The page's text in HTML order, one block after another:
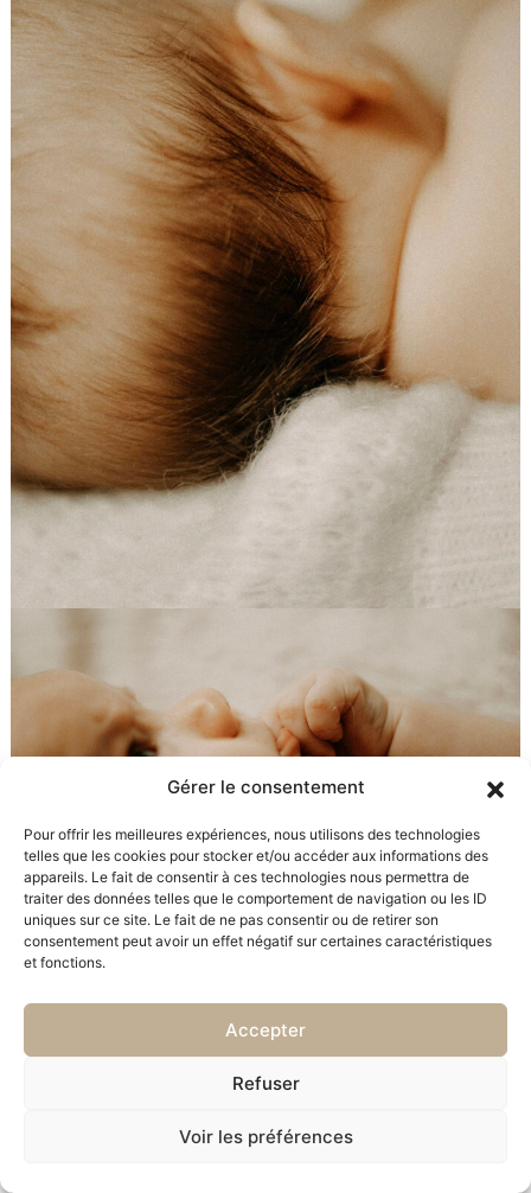
Gérer le consentement
Pour offrir les meilleures expériences, nous utilisons des technologies
telles que les cookies pour stocker et/ou accéder aux informations des
appareils. Le fait de consentir à ces technologies nous permettra de
traiter des données telles que le comportement de navigation ou les ID
uniques sur ce site. Le fait de ne pas consentir ou de retirer son
consentement peut avoir un effet négatif sur certaines caractéristiques
et fonctions.
Accepter
Refuser
Voir les préférences